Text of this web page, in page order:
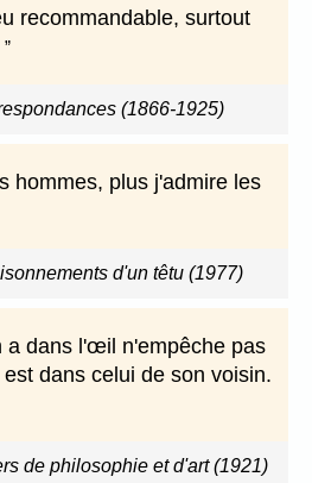
recommandable, surtout
(1866-1925)
hommes, plus j'admire les
d'un têtu (1977)
a dans l'œil n'empêche pas
dans celui de son voisin.
de philosophie et d'art (1921)